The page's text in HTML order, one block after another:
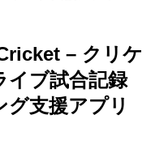
– クリケ
イブ試合記録
グ支援アプリ